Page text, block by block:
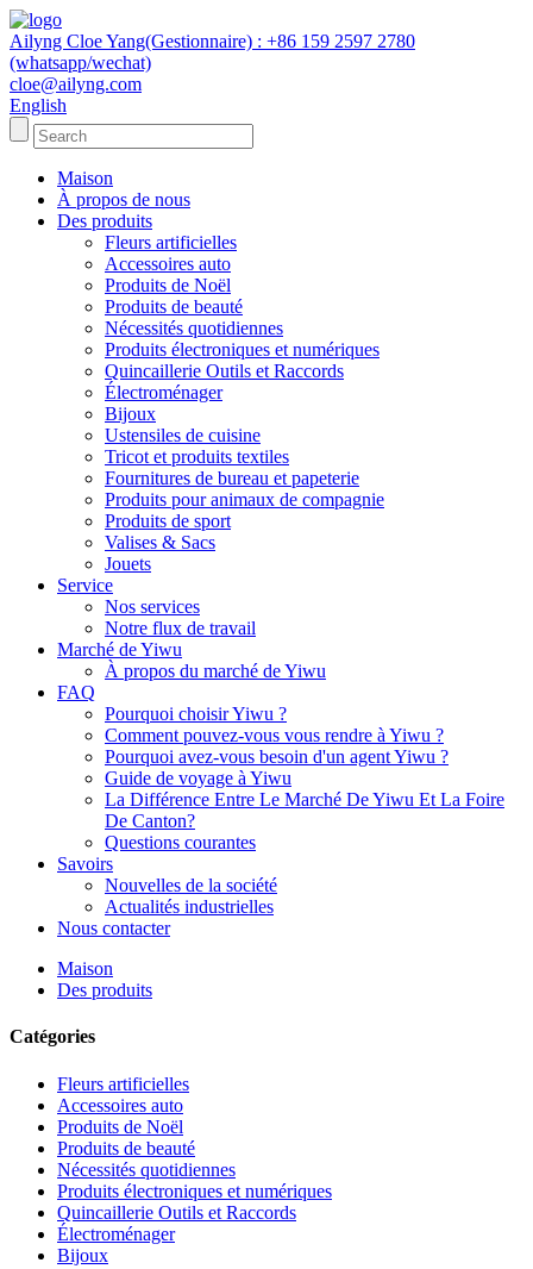
Ailyng Cloe Yang(Gestionnaire) : +86 159 2597 2780
(whatsapp/wechat)
cloe@ailyng.com
English
Maison
À propos de nous
Des produits
Fleurs artificielles
Accessoires auto
Produits de Noël
Produits de beauté
Nécessités quotidiennes
Produits électroniques et numériques
Quincaillerie Outils et Raccords
Électroménager
Bijoux
Ustensiles de cuisine
Tricot et produits textiles
Fournitures de bureau et papeterie
Produits pour animaux de compagnie
Produits de sport
Valises & Sacs
Jouets
Service
Nos services
Notre flux de travail
Marché de Yiwu
À propos du marché de Yiwu
FAQ
Pourquoi choisir Yiwu ?
Comment pouvez-vous vous rendre à Yiwu ?
Pourquoi avez-vous besoin d'un agent Yiwu ?
Guide de voyage à Yiwu
La Différence Entre Le Marché De Yiwu Et La Foire
De Canton?
Questions courantes
Savoirs
Nouvelles de la société
Actualités industrielles
Nous contacter
Maison
Des produits
Catégories
Fleurs artificielles
Accessoires auto
Produits de Noël
Produits de beauté
Nécessités quotidiennes
Produits électroniques et numériques
Quincaillerie Outils et Raccords
Électroménager
Bijoux